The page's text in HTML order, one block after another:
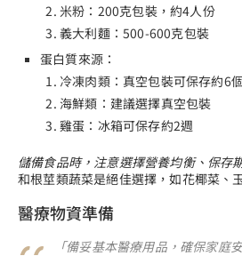
米粉：200克包裝，約4人份
義大利麵：500-600克包裝
蛋白質來源：
冷凍肉類：真空包裝可保存約6
海鮮類：建議選擇真空包裝
雞蛋：冰箱可保存約2週
儲備食品時，注意選擇營養均衡、保存
和根莖類蔬菜是絕佳選擇，如花椰菜、
醫療物資準備
「備妥基本醫療用品，確保家庭安